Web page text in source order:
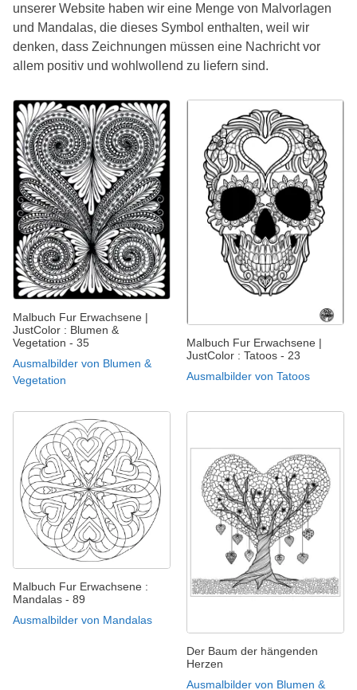
unserer Website haben wir eine Menge von Malvorlagen
und Mandalas, die dieses Symbol enthalten, weil wir
denken, dass Zeichnungen müssen eine Nachricht vor
allem positiv und wohlwollend zu liefern sind.
Malbuch Fur Erwachsene |
JustColor : Blumen &
Vegetation - 35
Ausmalbilder von Blumen &
Vegetation
Malbuch Fur Erwachsene |
JustColor : Tatoos - 23
Ausmalbilder von Tatoos
Malbuch Fur Erwachsene :
Mandalas - 89
Ausmalbilder von Mandalas
Der Baum der hängenden
Herzen
Ausmalbilder von Blumen &